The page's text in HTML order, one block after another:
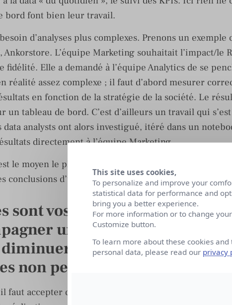
bord font bien leur travail.
d’analyses plus complexes. Prenons un exemple
Ankorstore. L’équipe Marketing souhaitait l’impact/le
fidélité. Elle a demandé à l’équipe Analytics de se
réalité assez complexe ; il faut d’abord mesurer
en fonction de la stratégie de la société. Le
un tableau de bord. C’est d’ailleurs un travail qui
data analysts ont alors investigué, itéré dans un
directement à l’équipe Marketing.
le moyen le plus efficace pour que le data analyst
conclusions d’une analyse poussée et basée sur la
sont vos bonnes pratiques
une entreprise pour
son temps passé
non pertinentes ?
faut accepter qu’il y ait deux phases lors d’une
This site uses cookies,
To personalize and improve your
statistical data for performance and
bring you a better experience.
For more information or to change
Customize button.
To learn more about these cookies
personal data, please read our privacy